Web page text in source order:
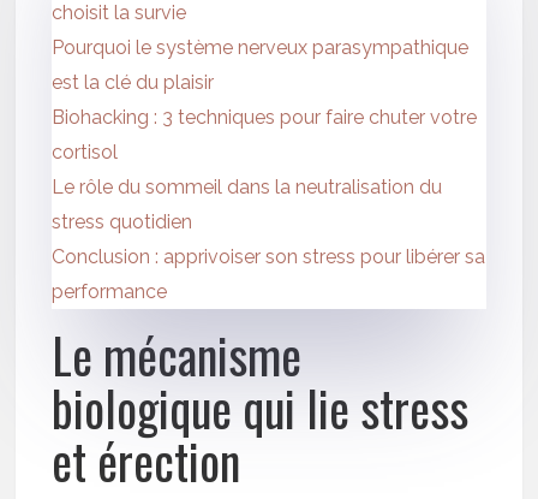
choisit la survie
Pourquoi le système nerveux parasympathique
est la clé du plaisir
Biohacking : 3 techniques pour faire chuter votre
cortisol
Le rôle du sommeil dans la neutralisation du
stress quotidien
Conclusion : apprivoiser son stress pour libérer sa
performance
Le mécanisme
biologique qui lie stress
et érection